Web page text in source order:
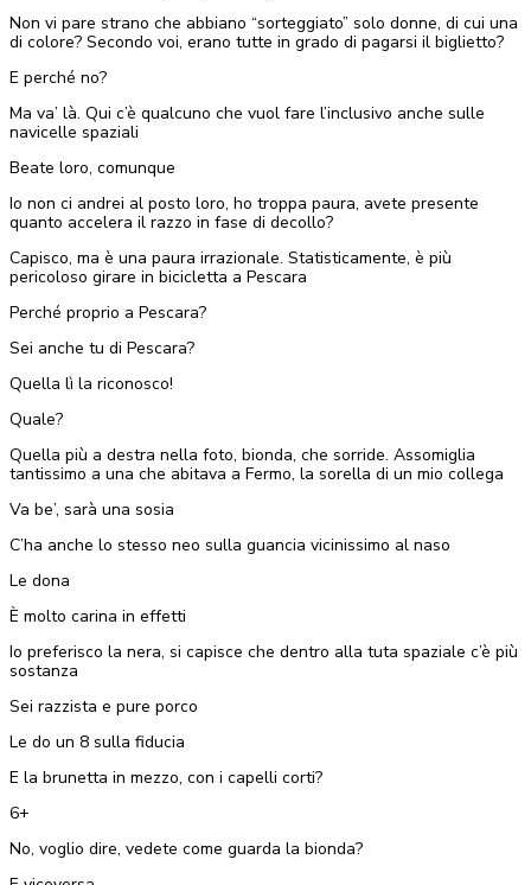
Non vi pare strano che abbiano “sorteggiato” solo donne, di cui una
di colore? Secondo voi, erano tutte in grado di pagarsi il biglietto?
E perché no?
Ma va’ là. Qui c’è qualcuno che vuol fare l’inclusivo anche sulle
navicelle spaziali
Beate loro, comunque
Io non ci andrei al posto loro, ho troppa paura, avete presente
quanto accelera il razzo in fase di decollo?
Capisco, ma è una paura irrazionale. Statisticamente, è più
pericoloso girare in bicicletta a Pescara
Perché proprio a Pescara?
Sei anche tu di Pescara?
Quella lì la riconosco!
Quale?
Quella più a destra nella foto, bionda, che sorride. Assomiglia
tantissimo a una che abitava a Fermo, la sorella di un mio collega
Va be’, sarà una sosia
C’ha anche lo stesso neo sulla guancia vicinissimo al naso
Le dona
È molto carina in effetti
Io preferisco la nera, si capisce che dentro alla tuta spaziale c’è più
sostanza
Sei razzista e pure porco
Le do un 8 sulla fiducia
E la brunetta in mezzo, con i capelli corti?
6+
No, voglio dire, vedete come guarda la bionda?